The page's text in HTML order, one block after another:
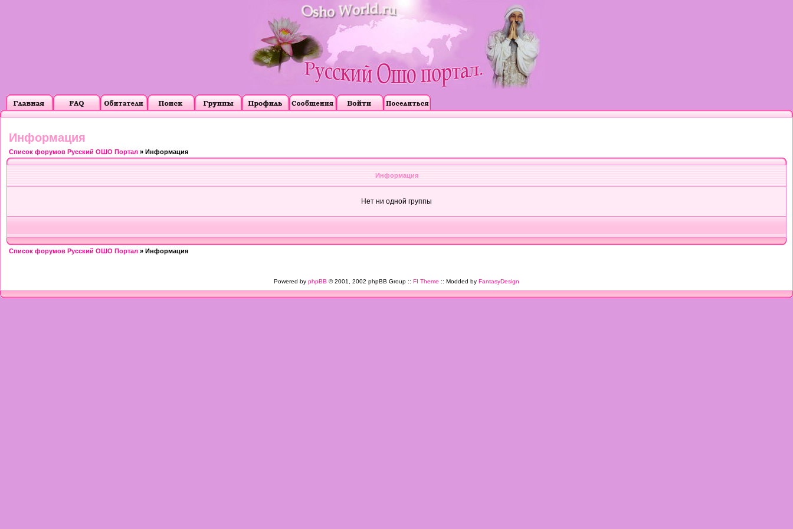
Информация
Список форумов Русский ОШО Портал » Информация
Информация
Нет ни одной группы
Список форумов Русский ОШО Портал » Информация
Powered by phpBB © 2001, 2002 phpBB Group :: FI Theme :: Modded by FantasyDesign